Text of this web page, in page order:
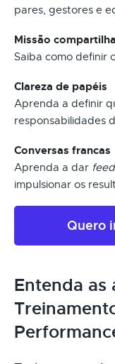
pares, gestores e
Missão
Saiba como definir
Clareza de papéis
Aprenda a definir
responsabilidades
Conversas francas
Aprenda a dar
impulsionar os
Quero
Entenda as